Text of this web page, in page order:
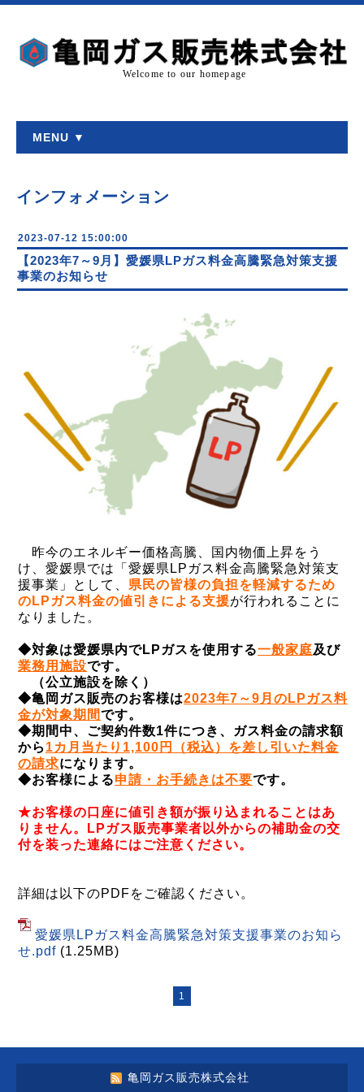
Welcome to our homepage
MENU ▼
インフォメーション
2023-07-12 15:00:00
【2023年7～9月】愛媛県LPガス料金高騰緊急対策支援
事業のお知らせ
昨今のエネルギー価格高騰、国内物価上昇をう
け、愛媛県では「愛媛県LPガス料金高騰緊急対策支
援事業」として、 県民の皆様の負担を軽減するため
のLPガス料金の値引きによる支援が行われることに
なりました。
◆対象は愛媛県内でLPガスを使用する一般家庭及び
業務用施設です。
（公立施設を除く）
◆亀岡ガス販売のお客様は2023年7～9月のLPガス料
金が対象期間です。
◆期間中、ご契約件数1件につき、ガス料金の請求額
から 1カ月当たり1,100円（税込）を差し引いた料金
の請求になります。
◆お客様による申請・お手続きは不要です。
★お客様の口座に値引き額が振り込まれることはあ
りません。LPガス販売事業者以外からの補助金の交
付を装った連絡にはご注意ください。
詳細は以下のPDFをご確認ください。
愛媛県LPガス料金高騰緊急対策支援事業のお知ら
せ.pdf (1.25MB)
1
亀岡ガス販売株式会社